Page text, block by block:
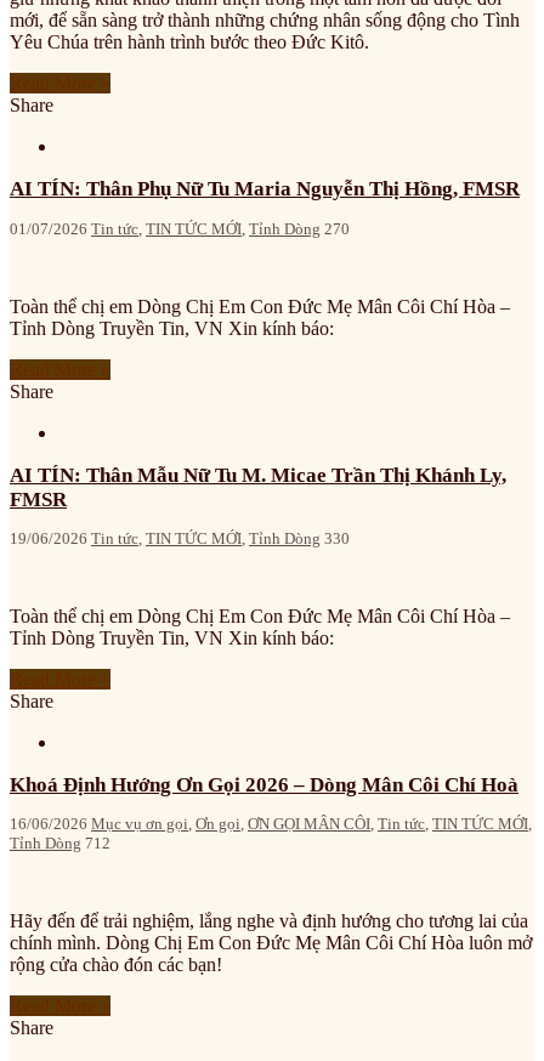
mới, để sẵn sàng trở thành những chứng nhân sống động cho Tình
Yêu Chúa trên hành trình bước theo Đức Kitô.
Share
AI TÍN: Thân Phụ Nữ Tu Maria Nguyễn Thị Hồng, FMSR
01/07/2026 Tin tức TIN TỨC MỚI Tỉnh Dòng 270
Toàn thể chị em Dòng Chị Em Con Đức Mẹ Mân Côi Chí Hòa –
Tỉnh Dòng Truyền Tin, VN Xin kính báo:
Share
AI TÍN: Thân Mẫu Nữ Tu M. Micae Trần Thị Khánh Ly,
FMSR
19/06/2026 Tin tức TIN TỨC MỚI Tỉnh Dòng 330
Toàn thể chị em Dòng Chị Em Con Đức Mẹ Mân Côi Chí Hòa –
Tỉnh Dòng Truyền Tin, VN Xin kính báo:
Share
Khoá Định Hướng Ơn Gọi 2026 – Dòng Mân Côi Chí Hoà
16/06/2026 Mục vụ ơn gọi Ơn gọi ƠN GỌI MÂN CÔI Tin tức TIN TỨC MỚI
Tỉnh Dòng 712
Hãy đến để trải nghiệm, lắng nghe và định hướng cho tương lai của
chính mình. Dòng Chị Em Con Đức Mẹ Mân Côi Chí Hòa luôn mở
rộng cửa chào đón các bạn!
Share